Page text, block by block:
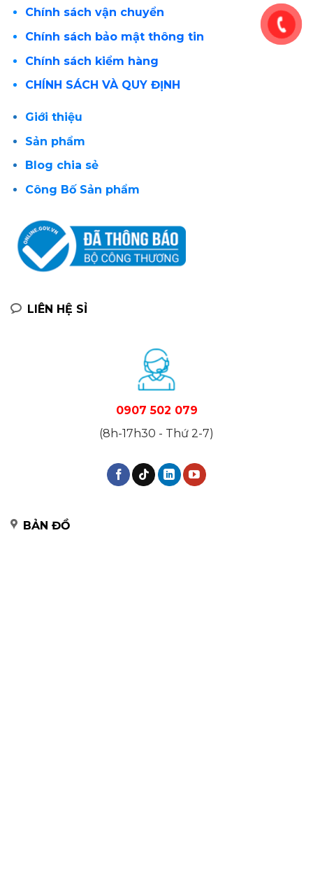
Chính sách vận chuyển
Chính sách bảo mật thông tin
Chính sách kiểm hàng
CHÍNH SÁCH VÀ QUY ĐỊNH
Giới thiệu
Sản phẩm
Blog chia sẻ
Công Bố Sản phẩm
LIÊN HỆ SỈ
0907 502 079
(8h-17h30 - Thứ 2-7)
BẢN ĐỒ